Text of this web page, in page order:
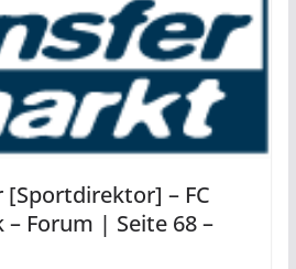
– FC
– Forum | Seite 68 –